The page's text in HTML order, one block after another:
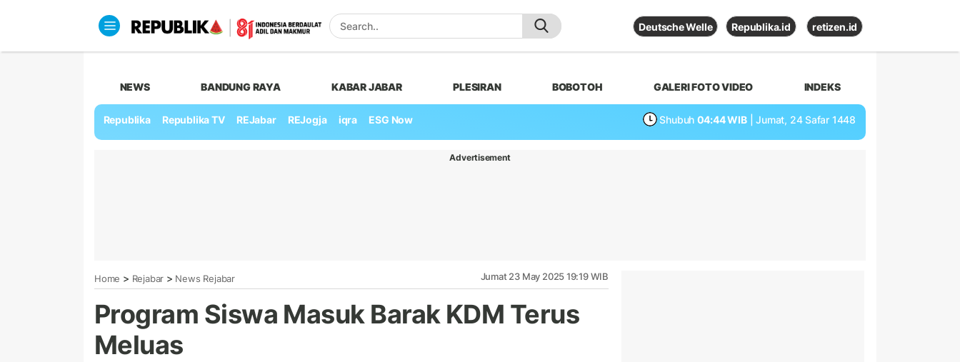
Deutsche Welle Republika.id retizen.id
NEWS BANDUNG RAYA KABAR JABAR PLESIRAN BOBOTOH GALERI FOTO VIDEO INDEKS
Republika Republika TV REJabar REJogja iqra ESG Now Shubuh 04:44 WIB | Jumat, 24 Safar 1448
Advertisement
Home > Rejabar > News Rejabar Jumat 23 May 2025 19:19 WIB
Program Siswa Masuk Barak KDM Terus
Meluas